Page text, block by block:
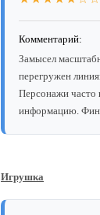
Комментарий:
Замысел
перегружен
Персонажи часто
информацию.
Игрушка